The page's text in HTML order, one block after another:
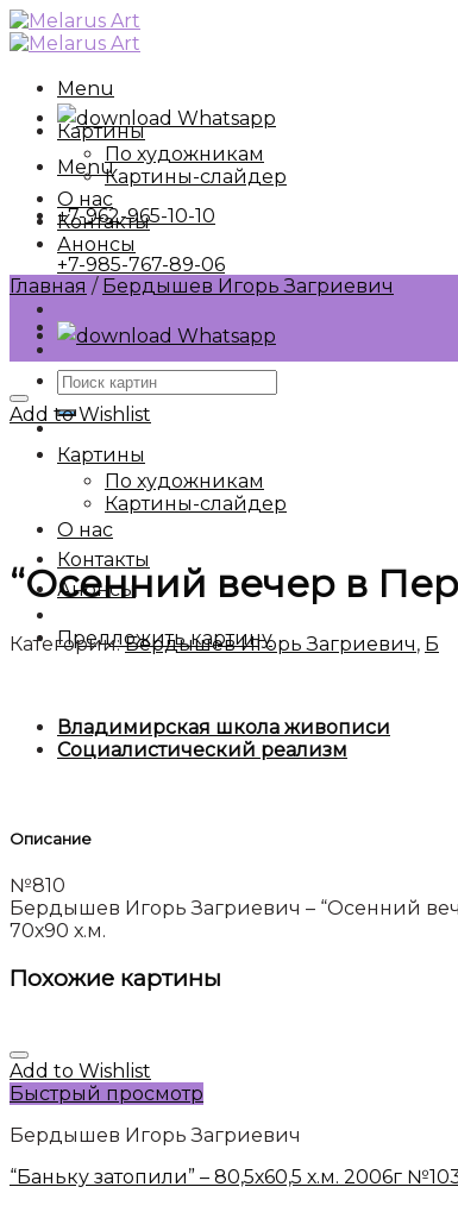
Skip
to
Menu
Whatsapp
Menu
+7-962-965-10-10
+7-985-767-89-06
Whatsapp
Искать:
Картины
По художникам
Картины-слайдер
О нас
Контакты
Анонсы
Предложить картину
Картины
По художникам
Картины-слайдер
О нас
Контакты
Анонсы
Главная / Бердышев Игорь Загриевич
Add to Wishlist
“Осенний вечер в
Категории:Бердышев Игорь Загриевич, Б
Владимирская школа живописи
Социалистический реализм
Описание
№810
Бердышев Игорь Загриевич – “Осенний
70х90 х.м.
Похожие картины
Add to Wishlist
Быстрый просмотр
Бердышев Игорь Загриевич
“Баньку затопили” – 80,5х60,5 х.м. 2006г